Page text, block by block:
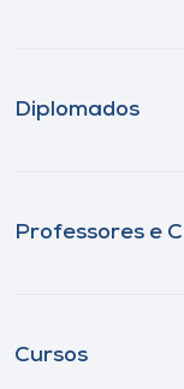
Diplomados
Professores e
Cursos